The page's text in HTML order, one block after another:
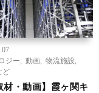
ジー
動画 物流施設
ど
材・動画】霞ヶ関キ